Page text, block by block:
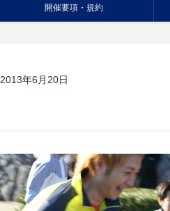
開催要項・規約
2013年6月20日